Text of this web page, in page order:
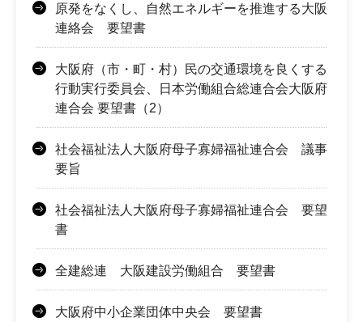
原発をなくし、自然エネルギーを推進する大阪
連絡会 要望書
大阪府（市・町・村）民の交通環境を良くする
行動実行委員会、日本労働組合総連合会大阪府
連合会 要望書（2）
社会福祉法人大阪府母子寡婦福祉連合会 議事
要旨
社会福祉法人大阪府母子寡婦福祉連合会 要望
書
全建総連 大阪建設労働組合 要望書
大阪府中小企業団体中央会 要望書